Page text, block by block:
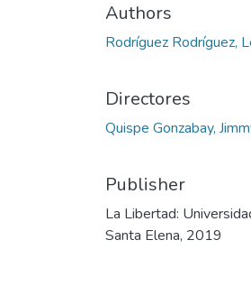
Authors
Rodríguez Rodríguez,
Directores
Quispe Gonzabay,
Publisher
La Libertad:
Santa Elena, 2019